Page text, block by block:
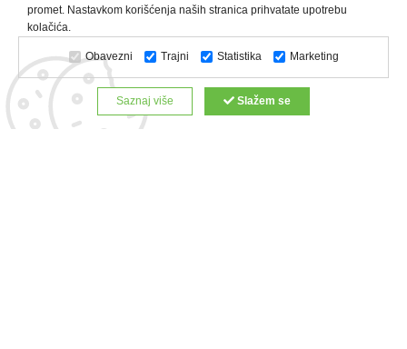
Kategorije proizvoda: Olovke i markeri
Privesci i trakice
Upaljači
USB Tehnologija Tekstil
Kačketi i kape
Notesi i rokovnici
Kancelarija Satovi
Kišobrani
Torbe i putovanja
Kuhinjski setovi
Alati i oprema
Relaksacija, lepota i zdravlje
Kalendari
Custom proizvodi
Digitalna štampa
promet. Nastavkom korišćenja naših stranica prihvatate upotrebu
kolačića.
Obavezni Trajni Statistika Marketing
Saznaj više Slažem se